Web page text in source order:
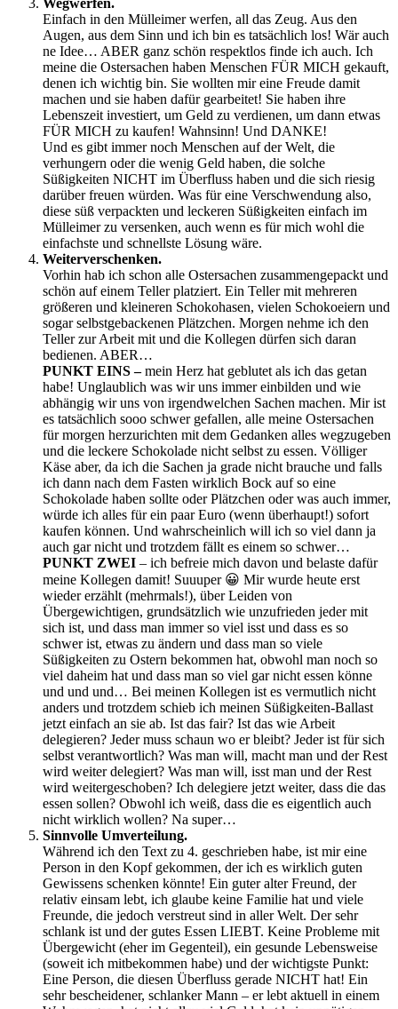
Wegwerfen.
Einfach in den Mülleimer werfen, all das Zeug. Aus den
Augen, aus dem Sinn und ich bin es tatsächlich los! Wär auch
ne Idee… ABER ganz schön respektlos finde ich auch. Ich
meine die Ostersachen haben Menschen FÜR MICH gekauft,
denen ich wichtig bin. Sie wollten mir eine Freude damit
machen und sie haben dafür gearbeitet! Sie haben ihre
Lebenszeit investiert, um Geld zu verdienen, um dann etwas
FÜR MICH zu kaufen! Wahnsinn! Und DANKE!
Und es gibt immer noch Menschen auf der Welt, die
verhungern oder die wenig Geld haben, die solche
Süßigkeiten NICHT im Überfluss haben und die sich riesig
darüber freuen würden. Was für eine Verschwendung also,
diese süß verpackten und leckeren Süßigkeiten einfach im
Mülleimer zu versenken, auch wenn es für mich wohl die
einfachste und schnellste Lösung wäre.
Weiterverschenken.
Vorhin hab ich schon alle Ostersachen zusammengepackt und
schön auf einem Teller platziert. Ein Teller mit mehreren
größeren und kleineren Schokohasen, vielen Schokoeiern und
sogar selbstgebackenen Plätzchen. Morgen nehme ich den
Teller zur Arbeit mit und die Kollegen dürfen sich daran
bedienen. ABER…
PUNKT EINS –mein Herz hat geblutet als ich das getan
habe! Unglaublich was wir uns immer einbilden und wie
abhängig wir uns von irgendwelchen Sachen machen. Mir ist
es tatsächlich sooo schwer gefallen, alle meine Ostersachen
für morgen herzurichten mit dem Gedanken alles wegzugeben
und die leckere Schokolade nicht selbst zu essen. Völliger
Käse aber, da ich die Sachen ja grade nicht brauche und falls
ich dann nach dem Fasten wirklich Bock auf so eine
Schokolade haben sollte oder Plätzchen oder was auch immer,
würde ich alles für ein paar Euro (wenn überhaupt!) sofort
kaufen können. Und wahrscheinlich will ich so viel dann ja
auch gar nicht und trotzdem fällt es einem so schwer…
PUNKT ZWEI – ich befreie mich davon und belaste dafür
meine Kollegen damit! Suuuper 😀 Mir wurde heute erst
wieder erzählt (mehrmals!), über Leiden von
Übergewichtigen, grundsätzlich wie unzufrieden jeder mit
sich ist, und dass man immer so viel isst und dass es so
schwer ist, etwas zu ändern und dass man so viele
Süßigkeiten zu Ostern bekommen hat, obwohl man noch so
viel daheim hat und dass man so viel gar nicht essen könne
und und und… Bei meinen Kollegen ist es vermutlich nicht
anders und trotzdem schieb ich meinen Süßigkeiten-Ballast
jetzt einfach an sie ab. Ist das fair? Ist das wie Arbeit
delegieren? Jeder muss schaun wo er bleibt? Jeder ist für sich
selbst verantwortlich? Was man will, macht man und der Rest
wird weiter delegiert? Was man will, isst man und der Rest
wird weitergeschoben? Ich delegiere jetzt weiter, dass die das
essen sollen? Obwohl ich weiß, dass die es eigentlich auch
nicht wirklich wollen? Na super…
Sinnvolle Umverteilung.
Während ich den Text zu 4. geschrieben habe, ist mir eine
Person in den Kopf gekommen, der ich es wirklich guten
Gewissens schenken könnte! Ein guter alter Freund, der
relativ einsam lebt, ich glaube keine Familie hat und viele
Freunde, die jedoch verstreut sind in aller Welt. Der sehr
schlank ist und der gutes Essen LIEBT. Keine Probleme mit
Übergewicht (eher im Gegenteil), ein gesunde Lebensweise
(soweit ich mitbekommen habe) und der wichtigste Punkt:
Eine Person, die diesen Überfluss gerade NICHT hat! Ein
sehr bescheidener, schlanker Mann – er lebt aktuell in einem